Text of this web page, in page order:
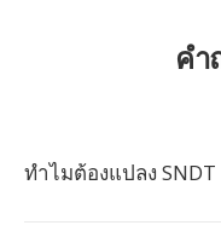
คำ
ทำไมต้องแปลง SNDT